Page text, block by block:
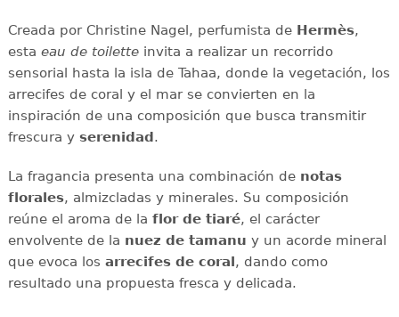
Creada por Christine Nagel, perfumista de Hermès,
esta eau de toiletteinvita a realizar un recorrido
sensorial hasta la isla de Tahaa, donde la vegetación, los
arrecifes de coral y el mar se convierten en la
inspiración de una composición que busca transmitir
frescura y serenidad.
La fragancia presenta una combinación de notas
florales, almizcladas y minerales. Su composición
reúne el aroma de la flor de tiaré, el carácter
envolvente de la nuez de tamanu y un acorde mineral
que evoca los arrecifes de coral, dando como
resultado una propuesta fresca y delicada.